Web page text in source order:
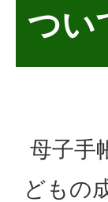
つい
母子手
どもの